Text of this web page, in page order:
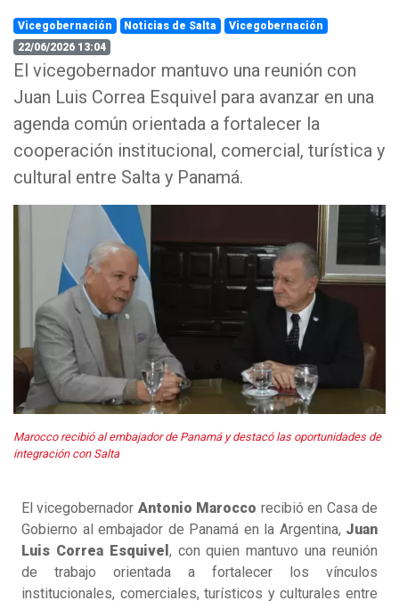
Vicegobernación Noticias de Salta
Vicegobernación
22/06/2026 13:04
El vicegobernador mantuvo una reunión con
Juan Luis Correa Esquivel para avanzar en una
agenda común orientada a fortalecer la
cooperación institucional, comercial, turística y
cultural entre Salta y Panamá.
Marocco recibió al embajador de Panamá y destacó las oportunidades de
integración con Salta
El vicegobernador Antonio Marocco recibió en Casa de
Gobierno al embajador de Panamá en la Argentina, Juan
Luis Correa Esquivel , con quien mantuvo una reunión
de trabajo orientada a fortalecer los vínculos
institucionales, comerciales, turísticos y culturales entre